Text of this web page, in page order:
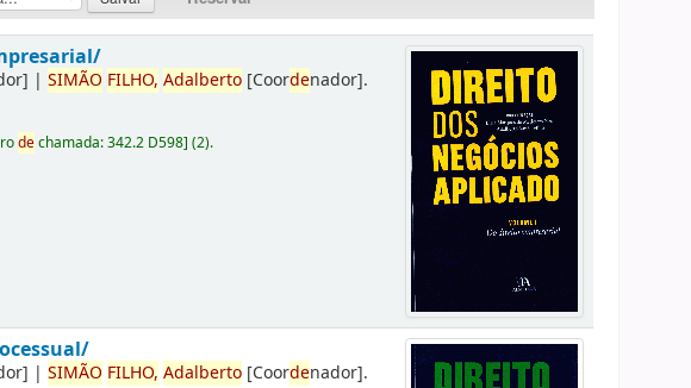
|SIMÃO FILHO, Adalberto [Coordenador].
dechamada:342.2 D598](2).
|SIMÃO FILHO, Adalberto [Coordenador].